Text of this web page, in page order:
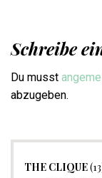
Schreibe
Du musst
abzugeben.
THE CLIQUE